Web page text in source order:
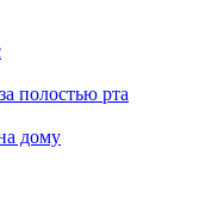
полостью рта
дому